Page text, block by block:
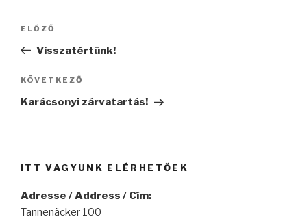
Bejegyzés
Korábbi
bejegyzés
ELŐZŐ
Visszatértünk!
Következő
bejegyzés
KÖVETKEZŐ
Karácsonyi zárvatartás!
ITT VAGYUNK ELÉRHETŐEK
Adresse / Address / Cím:
Tannenäcker 100